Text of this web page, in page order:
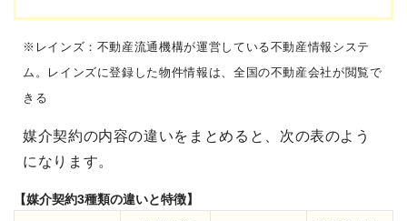
※レインズ：不動産流通機構が運営している不動産情報システ
ム。レインズに登録した物件情報は、全国の不動産会社が閲覧で
きる
媒介契約の内容の違いをまとめると、次の表のよう
になります。
【媒介契約3種類の違いと特徴】